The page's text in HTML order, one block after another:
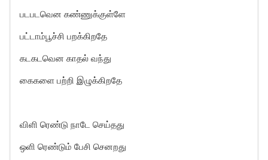
படபடவென கண்ணுக்குள்ளே
பட்டாம்பூச்சி பறக்கிறதே
கடகடவென காதல் வந்து
கைகளை பற்றி இழுக்கிறதே
விளி ரெண்டு நாடே செய்தது
ஒளி ரெண்டும் பேசி செனறது